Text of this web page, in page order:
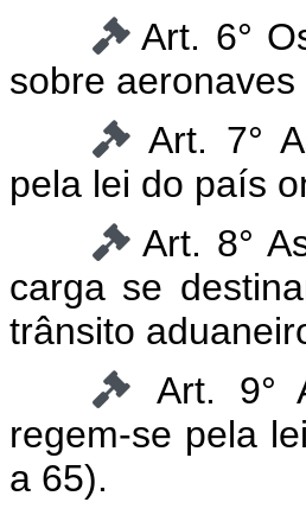
Art. 6°
sobre
Art. 7°
pela lei do país
Art. 8°
carga se
trânsito
Art. 9°
regem-se pela
a 65).